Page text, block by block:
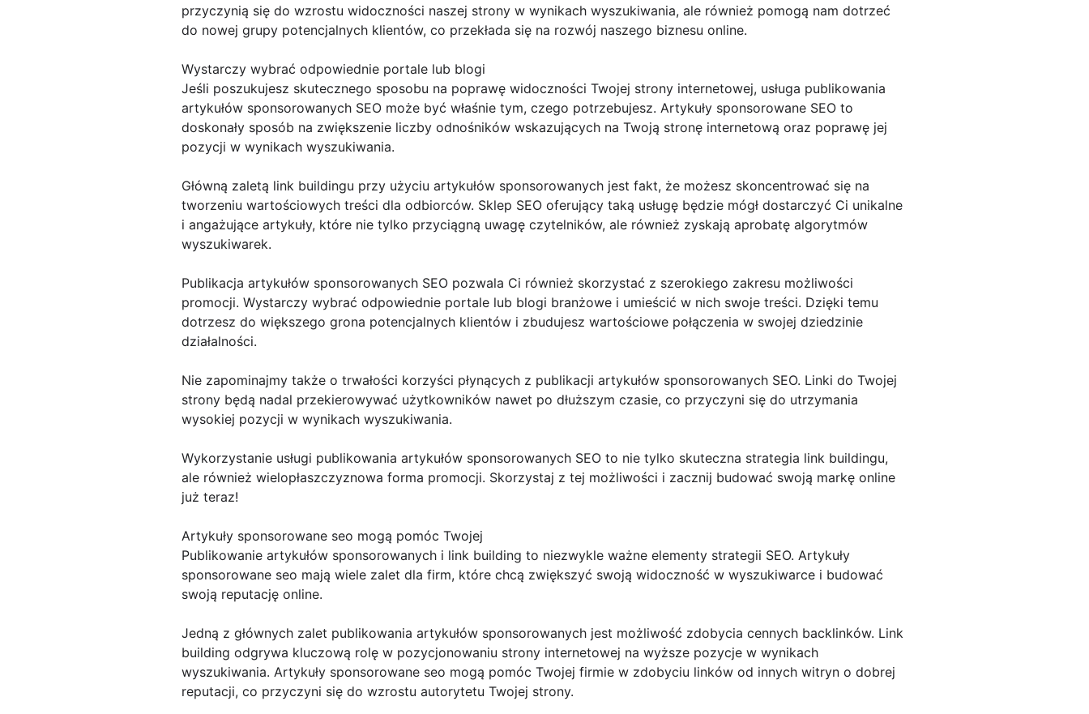
przyczynią się do wzrostu widoczności naszej strony w wynikach wyszukiwania, ale również pomogą nam dotrzeć
do nowej grupy potencjalnych klientów, co przekłada się na rozwój naszego biznesu online.
Wystarczy wybrać odpowiednie portale lub blogi
Jeśli poszukujesz skutecznego sposobu na poprawę widoczności Twojej strony internetowej, usługa publikowania
artykułów sponsorowanych SEO może być właśnie tym, czego potrzebujesz. Artykuły sponsorowane SEO to
doskonały sposób na zwiększenie liczby odnośników wskazujących na Twoją stronę internetową oraz poprawę jej
pozycji w wynikach wyszukiwania.
Główną zaletą link buildingu przy użyciu artykułów sponsorowanych jest fakt, że możesz skoncentrować się na
tworzeniu wartościowych treści dla odbiorców. Sklep SEO oferujący taką usługę będzie mógł dostarczyć Ci unikalne
i angażujące artykuły, które nie tylko przyciągną uwagę czytelników, ale również zyskają aprobatę algorytmów
wyszukiwarek.
Publikacja artykułów sponsorowanych SEO pozwala Ci również skorzystać z szerokiego zakresu możliwości
promocji. Wystarczy wybrać odpowiednie portale lub blogi branżowe i umieścić w nich swoje treści. Dzięki temu
dotrzesz do większego grona potencjalnych klientów i zbudujesz wartościowe połączenia w swojej dziedzinie
działalności.
Nie zapominajmy także o trwałości korzyści płynących z publikacji artykułów sponsorowanych SEO. Linki do Twojej
strony będą nadal przekierowywać użytkowników nawet po dłuższym czasie, co przyczyni się do utrzymania
wysokiej pozycji w wynikach wyszukiwania.
Wykorzystanie usługi publikowania artykułów sponsorowanych SEO to nie tylko skuteczna strategia link buildingu,
ale również wielopłaszczyznowa forma promocji. Skorzystaj z tej możliwości i zacznij budować swoją markę online
już teraz!
Artykuły sponsorowane seo mogą pomóc Twojej
Publikowanie artykułów sponsorowanych i link building to niezwykle ważne elementy strategii SEO. Artykuły
sponsorowane seo mają wiele zalet dla firm, które chcą zwiększyć swoją widoczność w wyszukiwarce i budować
swoją reputację online.
Jedną z głównych zalet publikowania artykułów sponsorowanych jest możliwość zdobycia cennych backlinków. Link
building odgrywa kluczową rolę w pozycjonowaniu strony internetowej na wyższe pozycje w wynikach
wyszukiwania. Artykuły sponsorowane seo mogą pomóc Twojej firmie w zdobyciu linków od innych witryn o dobrej
reputacji, co przyczyni się do wzrostu autorytetu Twojej strony.